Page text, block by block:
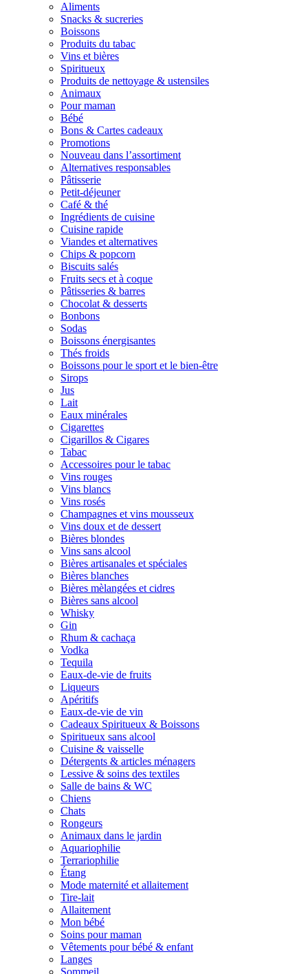
Aliments
Snacks & sucreries
Boissons
Produits du tabac
Vins et bières
Spiritueux
Produits de nettoyage & ustensiles
Animaux
Pour maman
Bébé
Bons & Cartes cadeaux
Promotions
Nouveau dans l’assortiment
Alternatives responsables
Pâtisserie
Petit-déjeuner
Café & thé
Ingrédients de cuisine
Cuisine rapide
Viandes et alternatives
Chips & popcorn
Biscuits salés
Fruits secs et à coque
Pâtisseries & barres
Chocolat & desserts
Bonbons
Sodas
Boissons énergisantes
Thés froids
Boissons pour le sport et le bien-être
Sirops
Jus
Lait
Eaux minérales
Cigarettes
Cigarillos & Cigares
Tabac
Accessoires pour le tabac
Vins rouges
Vins blancs
Vins rosés
Champagnes et vins mousseux
Vins doux et de dessert
Bières blondes
Vins sans alcool
Bières artisanales et spéciales
Bières blanches
Bières mèlangées et cidres
Bières sans alcool
Whisky
Gin
Rhum & cachaça
Vodka
Tequila
Eaux-de-vie de fruits
Liqueurs
Apéritifs
Eaux-de-vie de vin
Cadeaux Spiritueux & Boissons
Spiritueux sans alcool
Cuisine & vaisselle
Détergents & articles ménagers
Lessive & soins des textiles
Salle de bains & WC
Chiens
Chats
Rongeurs
Animaux dans le jardin
Aquariophilie
Terrariophilie
Étang
Mode maternité et allaitement
Tire-lait
Allaitement
Mon bébé
Soins pour maman
Vêtements pour bébé & enfant
Langes
Sommeil